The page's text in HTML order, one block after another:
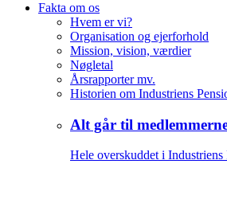
Fakta om os
Hvem er vi?
Organisation og ejerforhold
Mission, vision, værdier
Nøgletal
Årsrapporter mv.
Historien om Industriens
Alt går til
Hele overskuddet i